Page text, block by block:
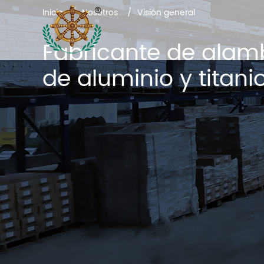
Inicio Nosotros Visión general
Fabricante de
de aluminio y